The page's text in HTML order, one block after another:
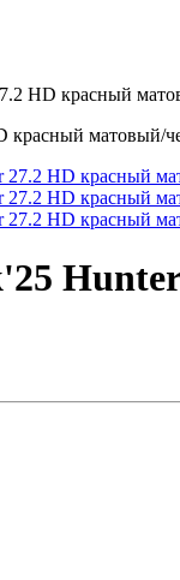
HD красный
красный матовый/